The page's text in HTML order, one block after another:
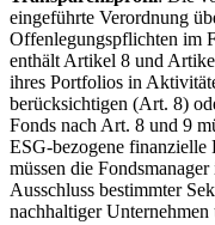
eingeführte Verordnung
Offenlegungspflichten im
enthält Artikel 8 und
ihres Portfolios in
berücksichtigen (Art. 8)
Fonds nach Art. 8 und 9
ESG-bezogene finanzielle
müssen die
Ausschluss bestimmter
nachhaltiger